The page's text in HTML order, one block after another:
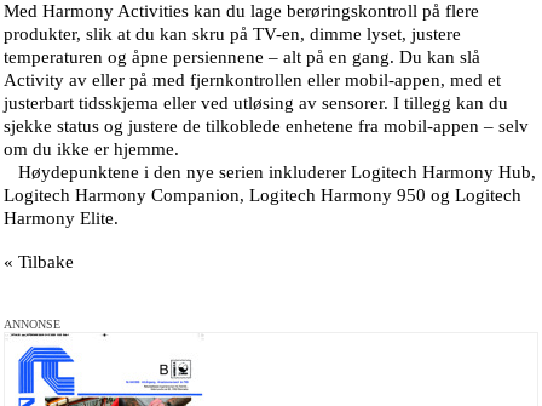
Med Harmony Activities kan du lage berøringskontroll på flere
produkter, slik at du kan skru på TV-en, dimme lyset, justere
temperaturen og åpne persiennene – alt på en gang. Du kan slå
Activity av eller på med fjernkontrollen eller mobil-appen, med et
justerbart tidsskjema eller ved utløsing av sensorer. I tillegg kan du
sjekke status og justere de tilkoblede enhetene fra mobil-appen – selv
om du ikke er hjemme.
Høydepunktene i den nye serien inkluderer Logitech Harmony Hub,
Logitech Harmony Companion, Logitech Harmony 950 og Logitech
Harmony Elite.
« Tilbake
ANNONSE